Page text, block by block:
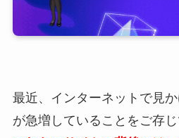
最近、インターネットで見か
が急増していることをご存じ